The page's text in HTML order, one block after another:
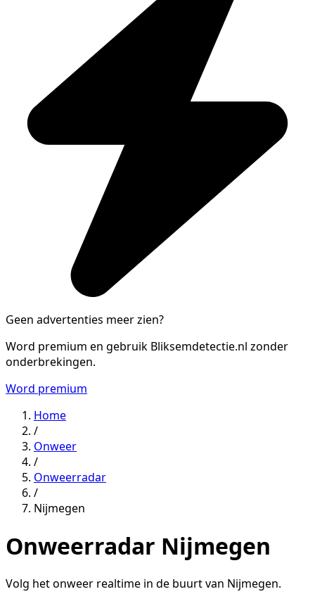
Geen advertenties meer zien?
Word premium en gebruik Bliksemdetectie.nl zonder
onderbrekingen.
Word premium
Home
/
Onweer
/
Onweerradar
/
Nijmegen
Onweerradar Nijmegen
Volg het onweer realtime in de buurt van Nijmegen.